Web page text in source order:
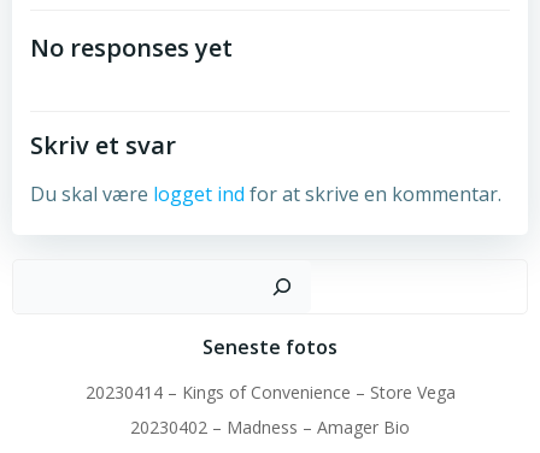
navigation
No responses yet
Skriv et svar
Du skal være logget ind for at skrive en kommentar.
Seneste fotos
20230414 – Kings of Convenience – Store Vega
20230402 – Madness – Amager Bio